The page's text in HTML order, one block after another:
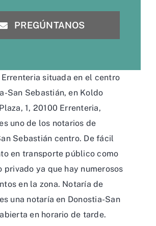
PREGÚNTANOS
situada en el centro
San Sebastián, en Koldo
1, 20100 Errenteria,
uno de los notarios de
Sebastián centro. De fácil
en transporte público como
privado ya que hay numerosos
en la zona. Notaría de
una notaría en Donostia-San
en horario de tarde.